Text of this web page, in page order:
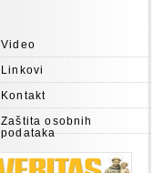
Video
Linkovi
Kontakt
Zaštita osobnih
podataka